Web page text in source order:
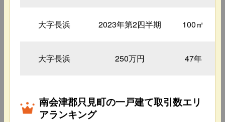
大字長浜 2023年第2四半期 100㎡
大字長浜 250万円 47年
南会津郡只見町の一戸建て取引数エリ
アランキング